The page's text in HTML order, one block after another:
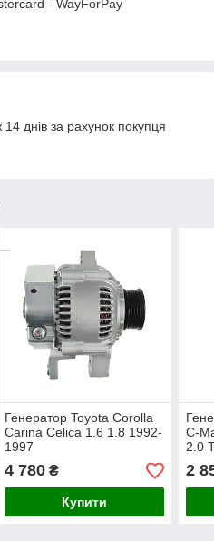
- WayForPay
днів за рахунок покупця
Генератор Toyota Corolla
Carina Celica 1.6 1.8 1992-
1997
4 780₴
Купити
C-
2.0
2